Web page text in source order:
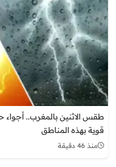
طقس الاثنين بالمغرب.. أجواء
قوية بهذه المناطق
منذ 46 دقيقة